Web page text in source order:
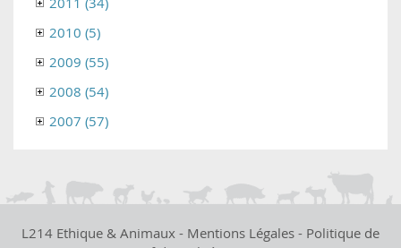
2010 (5)
2009 (55)
2008 (54)
2007 (57)
L214 Ethique & Animaux - Mentions Légales - Politique de